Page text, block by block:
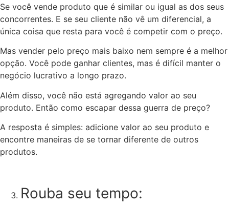
Se você vende produto que é similar ou igual as dos seus
concorrentes. E se seu cliente não vê um diferencial, a
única coisa que resta para você é competir com o preço.
Mas vender pelo preço mais baixo nem sempre é a melhor
opção. Você pode ganhar clientes, mas é difícil manter o
negócio lucrativo a longo prazo.
Além disso, você não está agregando valor ao seu
produto. Então como escapar dessa guerra de preço?
A resposta é simples: adicione valor ao seu produto e
encontre maneiras de se tornar diferente de outros
produtos.
Rouba seu tempo: